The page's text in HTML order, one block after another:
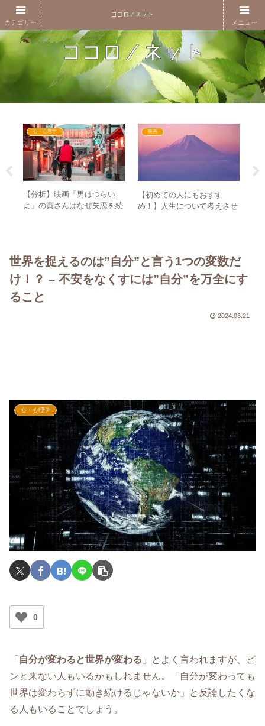
心・心理学
【分析】映画「男はつらい
よ」の寅さんはなぜ失恋を続
映画
【初めての人にもおすす
め！】人生について考えさせ
世界を捉えるのは”自分”と言う1つの変数だ
け！？ – 不安をなくすには”自分”を万全にす
ること
2024.06.21
心・心理学
0
「 自分が変わると世界が変わる 」とよく言われますが、ピ
ンと来ない人もいるかもしれません。「自分が変わっても
世界は変わらずに動き続けるじゃないか」と反論したくな
る人もいることでしょう。
カテゴリー メニュー